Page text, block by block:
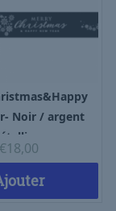
Noir / argent
€18,00